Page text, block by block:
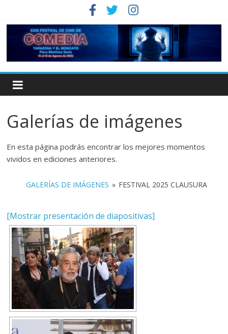
Galerías de imágenes
En esta página podrás encontrar los mejores momentos
vividos en ediciones anteriores.
GALERÍAS DE IMÁGENES » FESTIVAL 2025 CLAUSURA
[Mostrar presentación de diapositivas]